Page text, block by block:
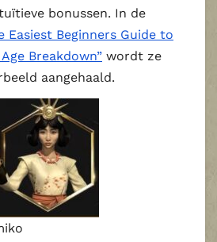
bonussen. In de
Easiest Beginners Guide to
Breakdown” wordt ze
aangehaald.